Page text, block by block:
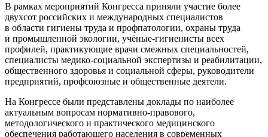
В рамках мероприятий Конгресса приняли участие более
двухсот российских и международных специалистов
в области гигиены труда и профпатологии, охраны труда
и промышленной экологии, учёные-гигиенисты всех
профилей, практикующие врачи смежных специальностей,
специалисты медико-социальной экспертизы и реабилитации,
общественного здоровья и социальной сферы, руководители
предприятий, профсоюзные и общественные деятели.
На Конгрессе были представлены доклады по наиболее
актуальным вопросам нормативно-правового,
методологического и практического медицинского
обеспечения работающего населения в современных